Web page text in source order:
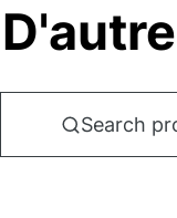
Search